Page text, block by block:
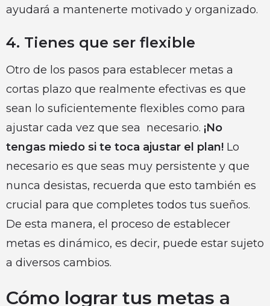
ayudará a mantenerte motivado y organizado.
4. Tienes que ser flexible
Otro de los pasos para establecer metas a
cortas plazo que realmente efectivas es que
sean lo suficientemente flexibles como para
ajustar cada vez que sea necesario. ¡No
tengas miedo si te toca ajustar el plan! Lo
necesario es que seas muy persistente y que
nunca desistas, recuerda que esto también es
crucial para que completes todos tus sueños.
De esta manera, el proceso de establecer
metas es dinámico, es decir, puede estar sujeto
a diversos cambios.
Cómo lograr tus metas a